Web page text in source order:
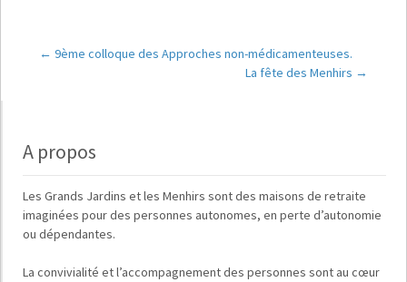
l'article
← 9ème colloque des Approches non-médicamenteuses.
La fête des Menhirs →
A propos
LesGrands Jardins etles Menhirs sont des maisons de retraite
imaginées pour despersonnes autonomes, en perte d’autonomie
ou dépendantes.
Laconvivialité etl’accompagnement des personnes sont au cœur